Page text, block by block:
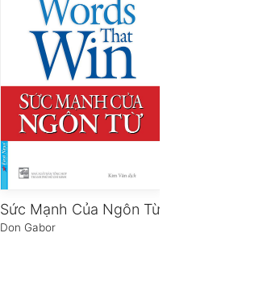
Sức Mạnh Của Ngôn Từ
Don Gabor